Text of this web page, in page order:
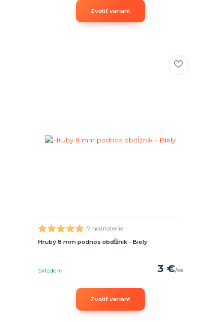
Zvoliť variant
7 hodnotenie
Hrubý 8 mm podnos obdĺžnik - Biely
3 €/ks
Skladom
Zvoliť variant